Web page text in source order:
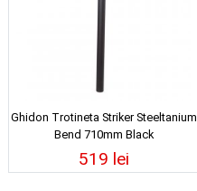
Ghidon Trotineta Striker Steeltanium
Bend 710mm Black
519 lei